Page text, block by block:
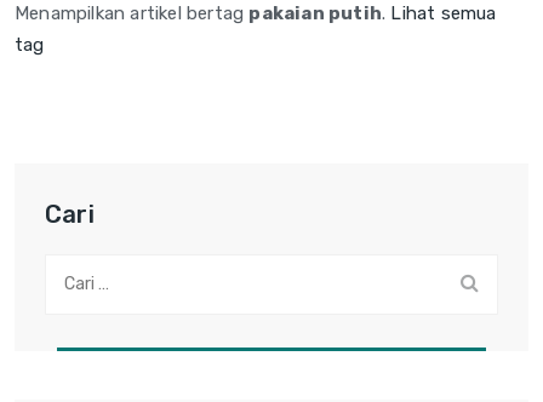
Menampilkan artikel bertag pakaian putih. Lihat semua
tag
Cari